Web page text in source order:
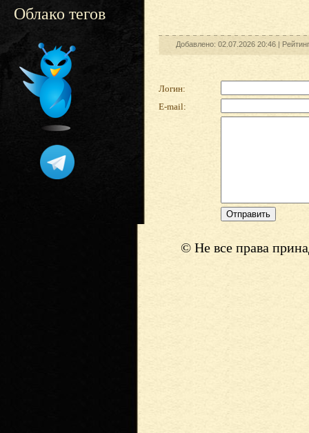
Облако тегов
Добавлено: 02.07.2026 20:46 |
Логин:
E-mail:
© Не все права